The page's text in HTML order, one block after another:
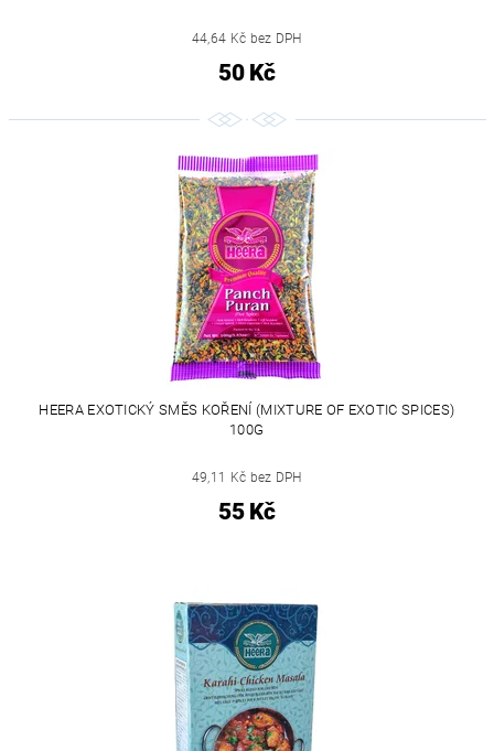
44,64 Kč bez DPH
50 Kč
HEERA EXOTICKÝ SMĚS KOŘENÍ (MIXTURE OF EXOTIC SPICES)
100G
49,11 Kč bez DPH
55 Kč